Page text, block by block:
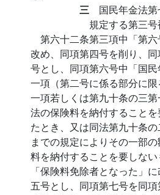
三 国民年金法
規定する第三
第六十二条第三項中「第
改め、同項第四号を削り、
号とし、同項第六号中「国
一項（第二号に係る部分に
一項若しくは第九十条の三
法の保険料を納付すること
たとき、又は同法第九十条
までの規定によりその一部
料を納付することを要しな
「保険料免除者となった」
五号とし、同項第七号を同